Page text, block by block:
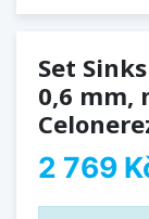
Set
0,6 mm,
2 769